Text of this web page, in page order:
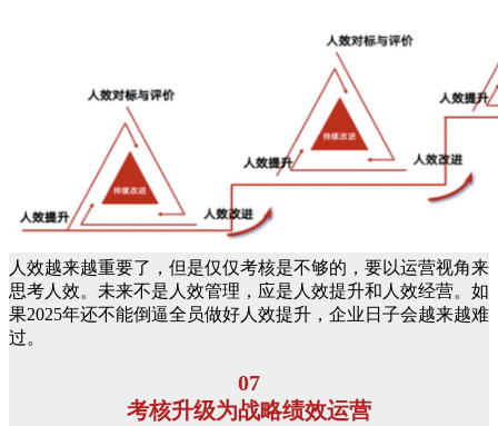
人效越来越重要了，但是仅仅考核是不够的，要以运营视角来
思考人效。未来不是人效管理，应是人效提升和人效经营。如
果2025年还不能倒逼全员做好人效提升，企业日子会越来越难
过。
07
考核升级为战略绩效运营